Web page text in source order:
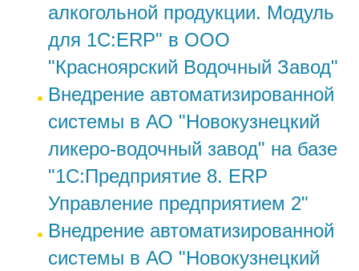
алкогольной продукции. Модуль
для 1С:ERP" в ООО
"Красноярский Водочный Завод"
Внедрение автоматизированной
системы в АО "Новокузнецкий
ликеро-водочный завод" на базе
"1С:Предприятие 8. ERP
Управление предприятием 2"
Внедрение автоматизированной
системы в АО "Новокузнецкий